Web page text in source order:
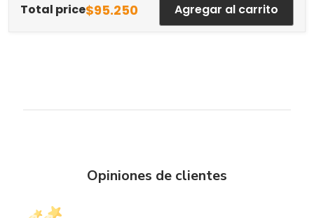
Total price$95.250 Agregar al carrito
Opiniones de clientes